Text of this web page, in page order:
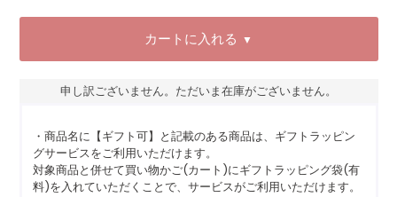
カートに入れる ▼
申し訳ございません。ただいま在庫がございません。
・商品名に【ギフト可】と記載のある商品は、ギフトラッピン
グサービスをご利用いただけます。
対象商品と併せて買い物かご(カート)にギフトラッピング袋(有
料)を入れていただくことで、サービスがご利用いただけます。